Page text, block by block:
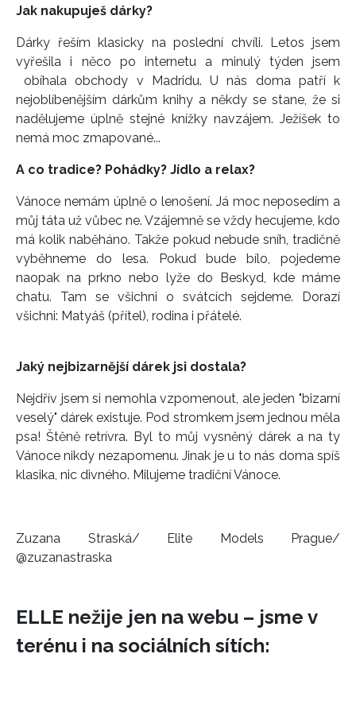
INFORMACE
REDAKCE
Jak nakupuješ dárky?
Dárky řeším klasicky na poslední chvíli. Letos jsem
vyřešila i něco po internetu a minulý týden jsem
obíhala obchody v Madridu. U nás doma patří k
nejoblíbenějším dárkům knihy a někdy se stane, že si
nadělujeme úplně stejné knížky navzájem. Ježíšek to
nemá moc zmapované...
A co tradice? Pohádky? Jídlo a relax?
Vánoce nemám úplně o lenošení. Já moc neposedím a
můj táta už vůbec ne. Vzájemně se vždy hecujeme, kdo
má kolik naběháno. Takže pokud nebude sníh, tradičně
vyběhneme do lesa. Pokud bude bílo, pojedeme
naopak na prkno nebo lyže do Beskyd, kde máme
chatu. Tam se všichni o svátcích sejdeme. Dorazí
všichni: Matyáš (přítel), rodina i přátelé.
Jaký nejbizarnější dárek jsi dostala?
Nejdřív jsem si nemohla vzpomenout, ale jeden "bizarní
veselý" dárek existuje. Pod stromkem jsem jednou měla
psa! Štěně retrívra. Byl to můj vysněný dárek a na ty
Vánoce nikdy nezapomenu. Jinak je u to nás doma spíš
klasika, nic divného. Milujeme tradiční Vánoce.
Zuzana Straská/ Elite Models Prague/
@zuzanastraska
ELLE nežije jen na webu – jsme v
terénu i na sociálních sítích: